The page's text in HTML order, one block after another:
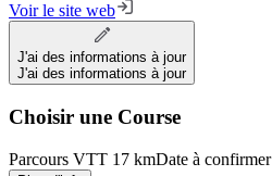
Voir le site web
J'ai des informations à jour
J'ai des informations à jour
Choisir une Course
Parcours VTT 17 kmDate à confirmer